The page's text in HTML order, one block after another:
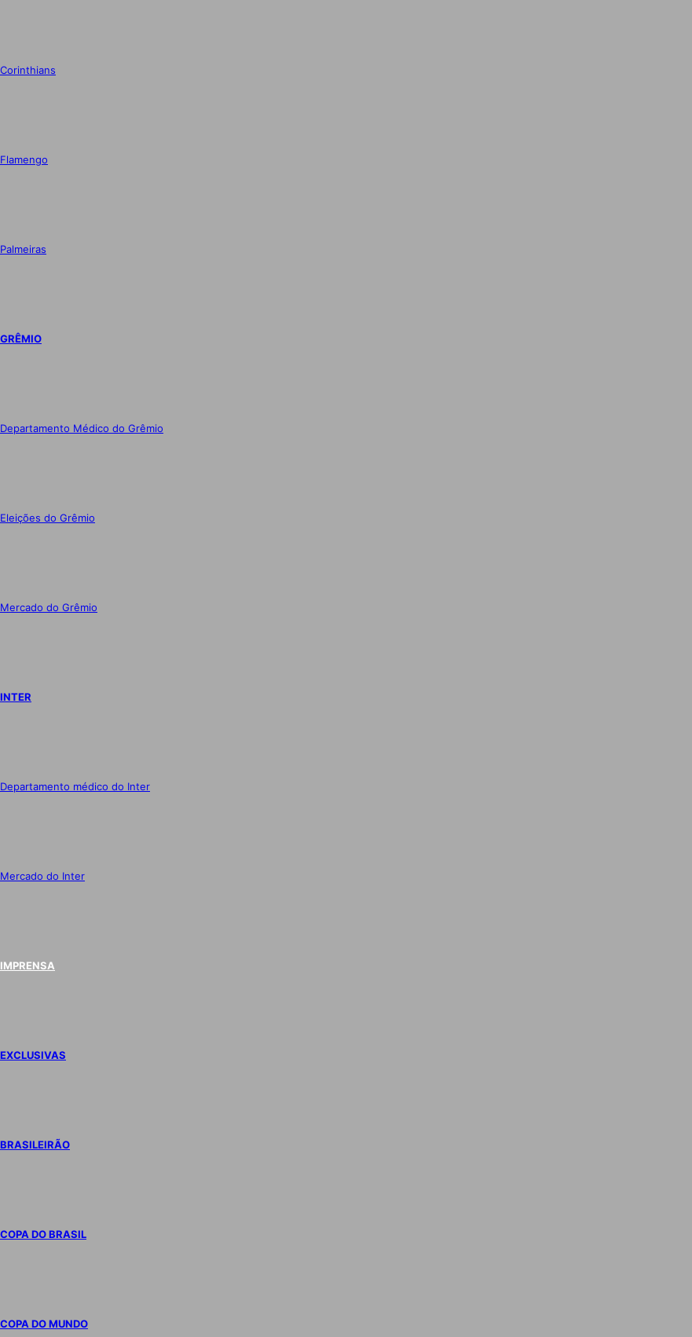
Corinthians
Flamengo
Palmeiras
GRÊMIO
Departamento Médico do Grêmio
Eleições do Grêmio
Mercado do Grêmio
INTER
Departamento médico do Inter
Mercado do Inter
IMPRENSA
EXCLUSIVAS
BRASILEIRÃO
COPA DO BRASIL
COPA DO MUNDO